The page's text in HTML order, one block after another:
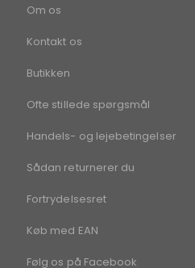
Om os
Kontakt os
Butikken
Ofte stillede spørgsmål
Handels- og lejebetingelser
Sådan returnerer du
Fortrydelsesret
Køb med EAN
Følg os på Facebook